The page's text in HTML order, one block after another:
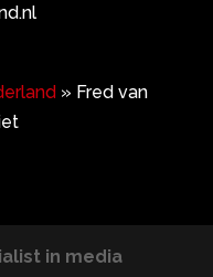
» Fred van
in media